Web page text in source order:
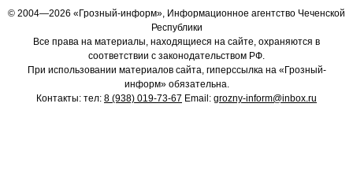
© 2004—2026 «Грозный-информ», Информационное агентство Чеченской
Республики
Все права на материалы, находящиеся на сайте, охраняются в
соответствии с законодательством РФ.
При использовании материалов сайта, гиперссылка на «Грозный-
информ» обязательна.
Контакты: тел: 8 (938) 019-73-67 Email: grozny-inform@inbox.ru